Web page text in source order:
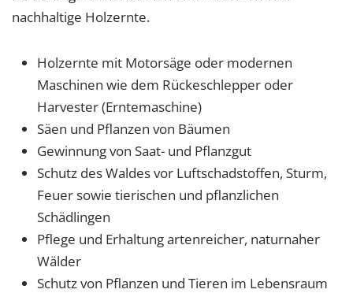
nachhaltige Holzernte.
Holzernte mit Motorsäge oder modernen
Maschinen wie dem Rückeschlepper oder
Harvester (Erntemaschine)
Säen und Pflanzen von Bäumen
Gewinnung von Saat- und Pflanzgut
Schutz des Waldes vor Luftschadstoffen, Sturm,
Feuer sowie tierischen und pflanzlichen
Schädlingen
Pflege und Erhaltung artenreicher, naturnaher
Wälder
Schutz von Pflanzen und Tieren im Lebensraum
Einverständnis-Optionen des Benutzers
1 Jahr
EXTERNE MEDIEN
Um Inhalte von Videoplattformen und Social Media
Plattformen anzeigen zu können, werden von
diesen externen Medien Cookies gesetzt.